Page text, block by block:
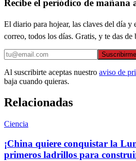
Recibe el periódico de mañana
El diario para hojear, las claves del día
correo, todos los días. Gratis, y te das de
Suscribirme
Al suscribirte aceptas nuestro aviso de
baja cuando quieras.
Relacionadas
Ciencia
¡China quiere conquistar la
primeros ladrillos para